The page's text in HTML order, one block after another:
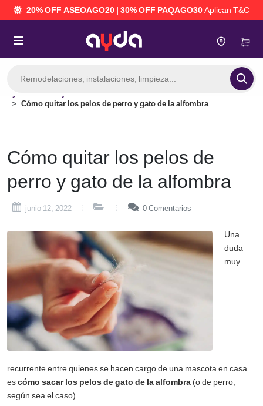
20% OFF ASEOAGO20 | 30% OFF PAQAGO30Aplican T&C
productos
Cómo quitar los pelos de perro y gato de la alfombra
Cómo quitar los pelos de
perro y gato de la alfombra
junio 12, 2022 0 Comentarios
Una
duda
muy
recurrente entre quienes se hacen cargo de una mascota en casa
escómo sacar los pelos de gato de la alfombra (o de perro,
según sea el caso).